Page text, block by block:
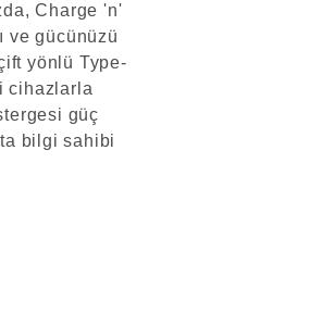
Charge 'n'
ve gücünüzü
yönlü Type-
cihazlarla
güç
bilgi sahibi